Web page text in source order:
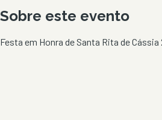
Sobre este evento
Festa em Honra de Santa Rita de